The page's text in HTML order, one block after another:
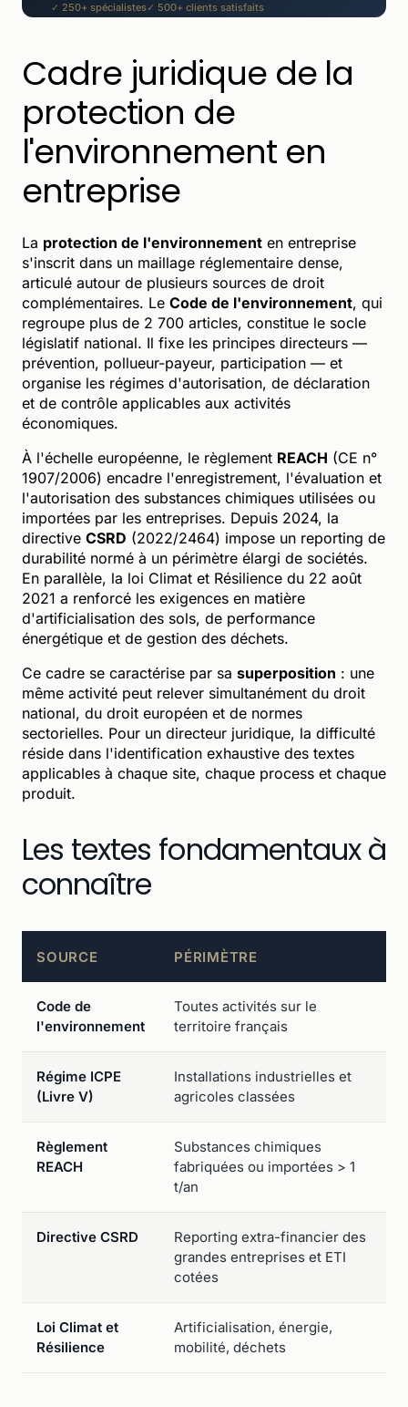
✓ 250+ spécialistes✓ 500+ clients satisfaits
Cadre juridique de la
protection de
l'environnement en
entreprise
La protection de l'environnement en entreprise
s'inscrit dans un maillage réglementaire dense,
articulé autour de plusieurs sources de droit
complémentaires. Le Code de l'environnement, qui
regroupe plus de 2 700 articles, constitue le socle
législatif national. Il fixe les principes directeurs —
prévention, pollueur-payeur, participation — et
organise les régimes d'autorisation, de déclaration
et de contrôle applicables aux activités
économiques.
À l'échelle européenne, le règlement REACH (CE n°
1907/2006) encadre l'enregistrement, l'évaluation et
l'autorisation des substances chimiques utilisées ou
importées par les entreprises. Depuis 2024, la
directive CSRD (2022/2464) impose un reporting de
durabilité normé à un périmètre élargi de sociétés.
En parallèle, la loi Climat et Résilience du 22 août
2021 a renforcé les exigences en matière
d'artificialisation des sols, de performance
énergétique et de gestion des déchets.
Ce cadre se caractérise par sa superposition : une
même activité peut relever simultanément du droit
national, du droit européen et de normes
sectorielles. Pour un directeur juridique, la difficulté
réside dans l'identification exhaustive des textes
applicables à chaque site, chaque process et chaque
produit.
Les textes fondamentaux à
connaître
SOURCE PÉRIMÈTRE
Code de
l'environnement
Toutes activités sur le
territoire français
Régime ICPE
(Livre V)
Installations industrielles et
agricoles classées
Règlement
REACH
Substances chimiques
fabriquées ou importées > 1
t/an
Directive CSRD
Reporting extra-financier des
grandes entreprises et ETI
cotées
Loi Climat et
Résilience
Artificialisation, énergie,
mobilité, déchets